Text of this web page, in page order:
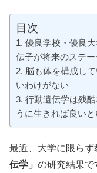
目次
優良学校・優良
伝子が将来のステ
脳も体を構成し
いわけがない
行動遺伝学は残
うに生きれば良い
最近、大学に限ら
伝学」 の研究結果で